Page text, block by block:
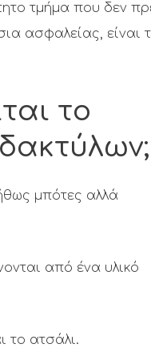
τμήμα που δεν
ασφαλείας, είναι
το
μπότες αλλά
από ένα υλικό
το ατσάλι.